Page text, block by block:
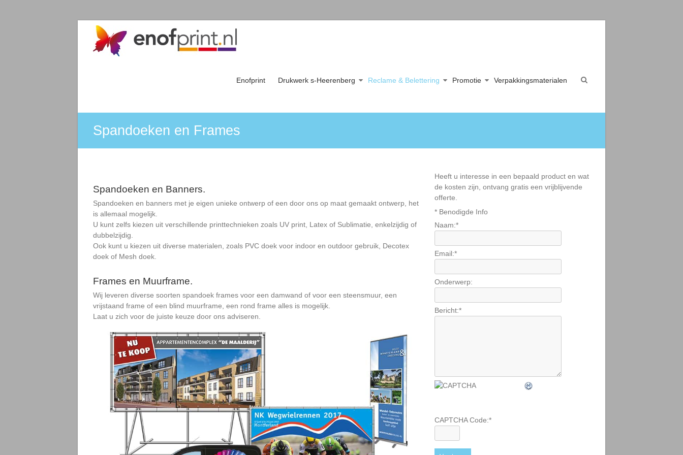
ENOFPRINT.NL
ervoor
Enofprint Drukwerk s-Heerenberg Reclame & Belettering Promotie Verpakkingsmaterialen
Spandoeken en Frames
Spandoeken en Banners.
Spandoeken en banners met je eigen unieke ontwerp of een door ons op maat gemaakt ontwerp, het
is allemaal mogelijk.
U kunt zelfs kiezen uit verschillende printtechnieken zoals UV print, Latex of Sublimatie, enkelzijdig of
dubbelzijdig.
Ook kunt u kiezen uit diverse materialen, zoals PVC doek voor indoor en outdoor gebruik, Decotex
doek of Mesh doek.
Frames en Muurframe.
Wij leveren diverse soorten spandoek frames voor een damwand of voor een steensmuur, een
vrijstaand frame of een blind muurframe, een rond frame alles is mogelijk.
Laat u zich voor de juiste keuze door ons adviseren.
Heeft u interesse in een bepaald product en wat
de kosten zijn, ontvang gratis een vrijblijvende
offerte.
* Benodigde Info
Naam:*
Email:*
Onderwerp:
Bericht:*
CAPTCHA Code:*